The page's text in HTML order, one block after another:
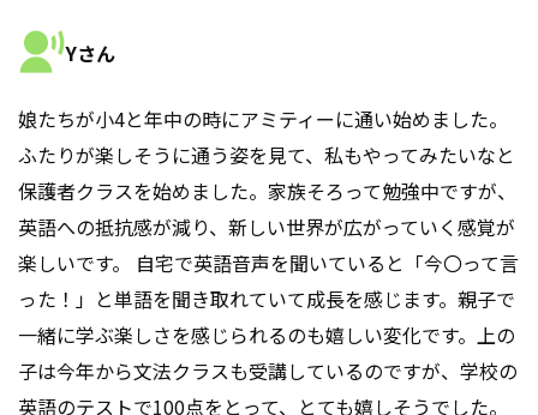
Yさん
娘たちが小4と年中の時にアミティーに通い始めました。
ふたりが楽しそうに通う姿を見て、私もやってみたいなと
保護者クラスを始めました。家族そろって勉強中ですが、
英語への抵抗感が減り、新しい世界が広がっていく感覚が
楽しいです。 自宅で英語音声を聞いていると「今〇って言
った！」と単語を聞き取れていて成長を感じます。親子で
一緒に学ぶ楽しさを感じられるのも嬉しい変化です。上の
子は今年から文法クラスも受講しているのですが、学校の
英語のテストで100点をとって、とても嬉しそうでした。